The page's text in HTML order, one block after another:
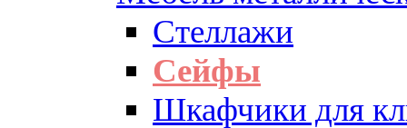
Стеллажи
Сейфы
Шкафчики для